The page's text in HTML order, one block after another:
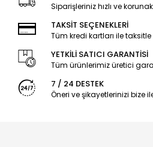
Siparişleriniz hızlı ve
TAKSİT SEÇENEKLERİ
Tüm kredi kartları ile
YETKİLİ SATICI GARANTİSİ
Tüm ürünlerimiz üretici
7 / 24 DESTEK
Öneri ve şikayetlerinizi bize